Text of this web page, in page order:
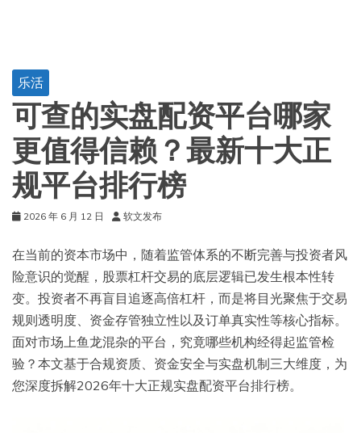
乐活
可查的实盘配资平台哪家
更值得信赖？最新十大正
规平台排行榜
2026 年 6 月 12 日 软文发布
在当前的资本市场中，随着监管体系的不断完善与投资者风
险意识的觉醒，股票杠杆交易的底层逻辑已发生根本性转
变。投资者不再盲目追逐高倍杠杆，而是将目光聚焦于交易
规则透明度、资金存管独立性以及订单真实性等核心指标。
面对市场上鱼龙混杂的平台，究竟哪些机构经得起监管检
验？本文基于合规资质、资金安全与实盘机制三大维度，为
您深度拆解2026年十大正规实盘配资平台排行榜。